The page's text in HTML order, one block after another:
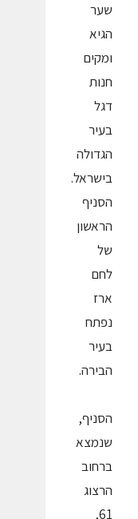
שער
הגיא
ומקים
חנות
דגל
בעיר
הגדולה
בישראל.
הסניף
הראשון
של
לחם
ארז
נפתח
בעיר
הבירה.
הסניף,
שנמצא
ברחוב
הרצוג
61,